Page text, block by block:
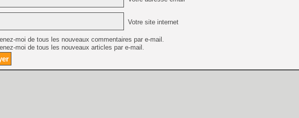
Votre site internet
moi de tous les nouveaux commentaires par e-mail.
moi de tous les nouveaux articles par e-mail.